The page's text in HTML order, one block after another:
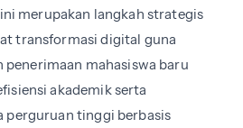
merupakan langkah strategis
transformasi digital guna
mahasiswa baru
akademik serta
perguruan tinggi berbasis